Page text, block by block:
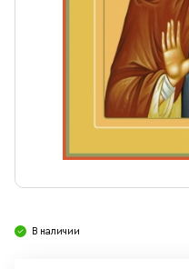
Ювелирные изделия
В наличии